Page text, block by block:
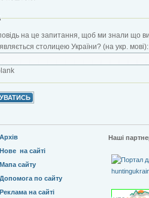
на це запитання, щоб ми знали що
столицею України? (на укр. мові):
Архів
Нове на сайті
Мапа сайту
Допомога по сайту
Реклама на сайті
Наші